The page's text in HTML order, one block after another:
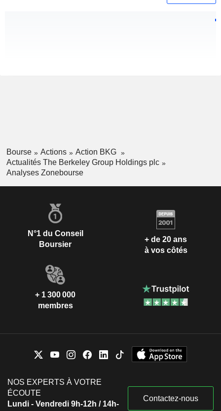
Bourse Actions
Action BKG
Actualités The Berkeley Group Holdings plc
Analyses Zonebourse
N°1 du Conseil
Boursier
+ de 20 ans
à vos côtés
+ 1 300 000
membres
NOS EXPERTS À VOTRE
ÉCOUTE
Lundi - Vendredi 9h-12h / 14h-
Contactez-nous